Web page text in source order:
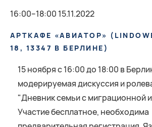
16:00–18:00 15.11.2022
АРТКАФЕ «АВИАТОР» (
8, 13347 В БЕРЛИНЕ
)
15 ноября c 16:00 до 18:00 в
модерируемая дискуссия и
"Дневник семьи с миграционной
Участие бесплатное, необходима